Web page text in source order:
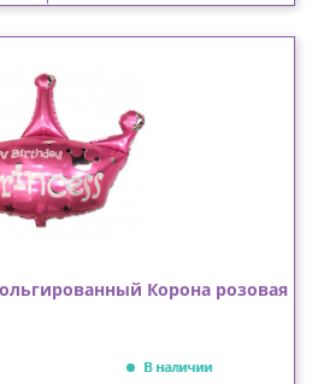
Корона розовая
В наличии